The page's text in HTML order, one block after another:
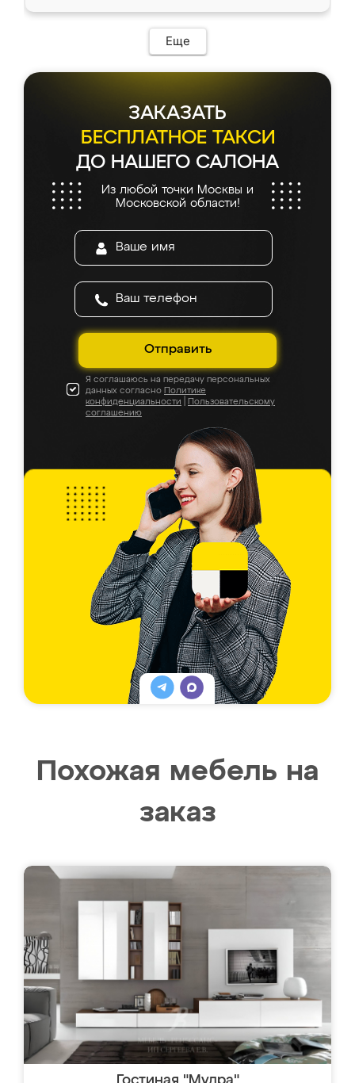
мебель сразу встала на свое место без
каких-либо доработок. Качеством осталась
довольна, все выглядит так, как и ожидала.
Еще
ЗАКАЗАТЬ
БЕСПЛАТНОЕ ТАКСИ
ДО НАШЕГО САЛОНА
Из любой точки Москвы и
Московской области!
Отправить
Я соглашаюсь на передачу персональных
данных согласно Политике
конфиденциальности
Пользовательскому
соглашению
Похожая мебель на
заказ